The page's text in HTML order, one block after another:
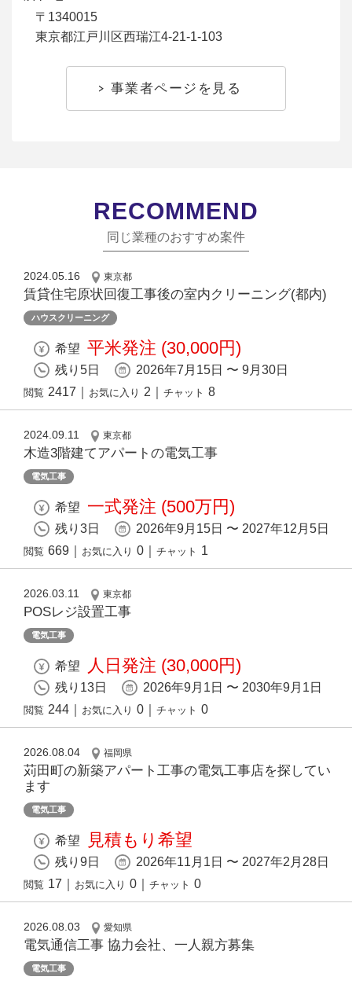
〒1340015
東京都江戸川区西瑞江4-21-1-103
事業者ページを見る
RECOMMEND
同じ業種のおすすめ案件
2024.05.16 東京都
賃貸住宅原状回復⼯事後の室内クリーニング(都内)
ハウスクリーニング
希望 平米発注 (30,000円)
残り5日 2026年7月15日 〜 9月30日
閲覧 2417 お気に入り 2 チャット 8
2024.09.11 東京都
木造3階建てアパートの電気工事
電気工事
希望 一式発注 (500万円)
残り3日 2026年9月15日 〜 2027年12月5日
閲覧 669 お気に入り 0 チャット 1
2026.03.11 東京都
POSレジ設置工事
電気工事
希望 人日発注 (30,000円)
残り13日 2026年9月1日 〜 2030年9月1日
閲覧 244 お気に入り 0 チャット 0
2026.08.04 福岡県
苅田町の新築アパート工事の電気工事店を探してい
ます
電気工事
希望 見積もり希望
残り9日 2026年11月1日 〜 2027年2月28日
閲覧 17 お気に入り 0 チャット 0
2026.08.03 愛知県
電気通信工事 協力会社、一人親方募集
電気工事